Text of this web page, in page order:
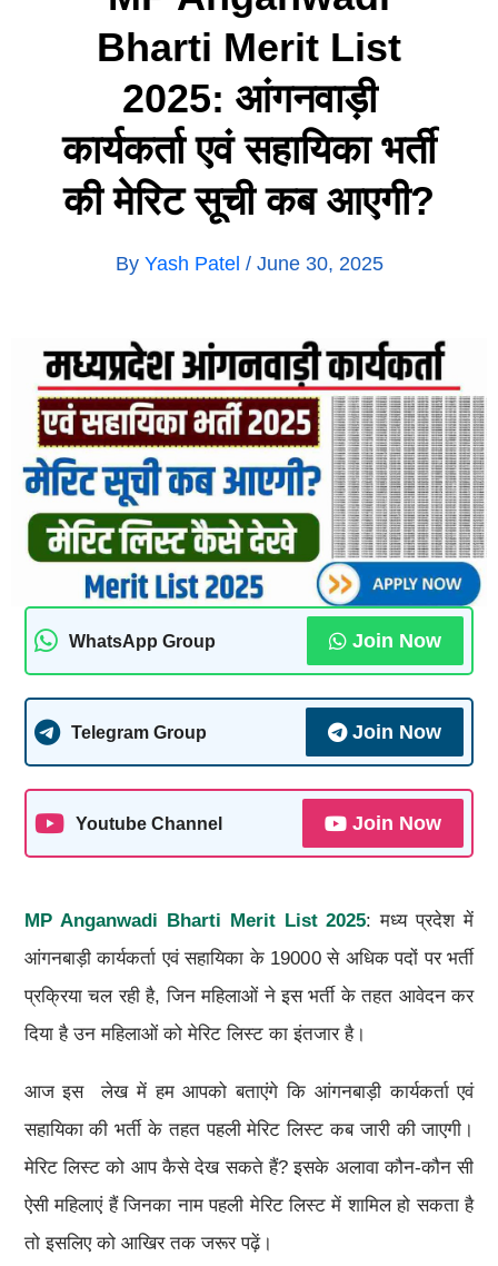
Bharti Merit List
2025: आंगनवाड़ी
कार्यकर्ता एवं सहायिका भर्ती
की मेरिट सूची कब आएगी?
By Yash Patel / June 30, 2025
WhatsApp Group Join Now
Telegram Group Join Now
Youtube Channel Join Now
MP Anganwadi Bharti Merit List 2025: मध्य प्रदेश में
आंगनबाड़ी कार्यकर्ता एवं सहायिका के 19000 से अधिक पदों पर भर्ती
प्रक्रिया चल रही है, जिन महिलाओं ने इस भर्ती के तहत आवेदन कर
दिया है उन महिलाओं को मेरिट लिस्ट का इंतजार है।
आज इस लेख में हम आपको बताएंगे कि आंगनबाड़ी कार्यकर्ता एवं
सहायिका की भर्ती के तहत पहली मेरिट लिस्ट कब जारी की जाएगी।
मेरिट लिस्ट को आप कैसे देख सकते हैं? इसके अलावा कौन-कौन सी
ऐसी महिलाएं हैं जिनका नाम पहली मेरिट लिस्ट में शामिल हो सकता है
तो इसलिए को आखिर तक जरूर पढ़ें।